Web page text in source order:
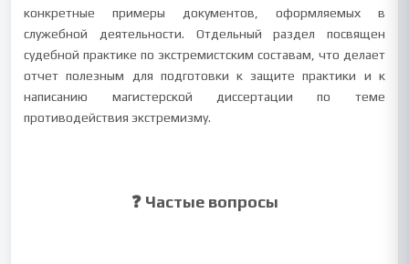
конкретные примеры документов, оформляемых в
служебной деятельности. Отдельный раздел посвящен
судебной практике по экстремистским составам, что делает
отчет полезным для подготовки к защите практики и к
написанию магистерской диссертации по теме
противодействия экстремизму.
❓ Частые вопросы